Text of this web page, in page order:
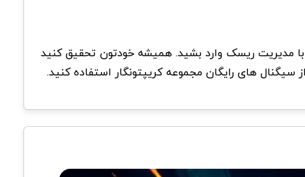
نداره و بهتره با مدیریت ریسک وارد بشید. همیشه خودتون تحقیق کنید
های رایگان مجموعه کریپتونگار استفاده کنید.